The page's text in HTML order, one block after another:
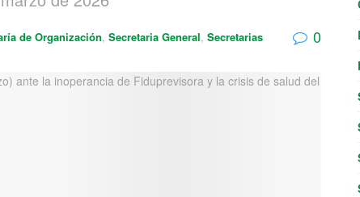
de Organización, Secretaria General, Secretarias 0